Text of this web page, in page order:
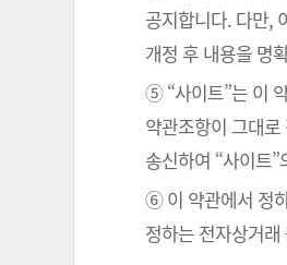
공지합니다. 다만,
개정 후 내용을 명
⑤ “사이트”는 이
약관조항이 그대
송신하여 “사이트
⑥ 이 약관에서 정
정하는 전자상거